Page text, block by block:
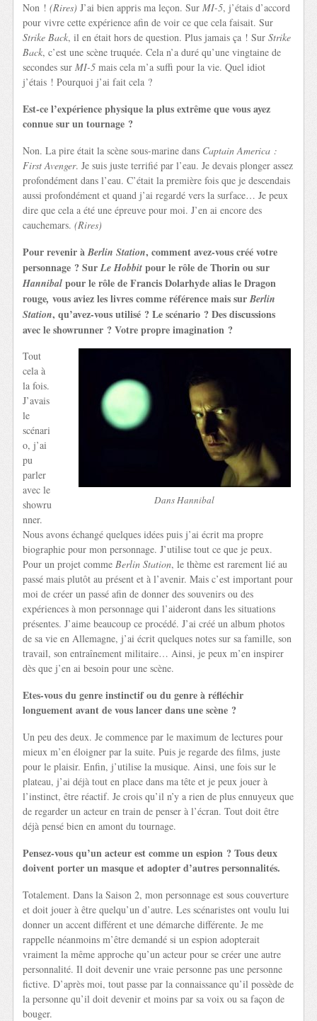
Non !(Rires) J’ai bien appris ma leçon. SurMI-5, j’étais d’accord
pour vivre cette expérience afin de voir ce que cela faisait. Sur
Strike Back, il en était hors de question. Plus jamais ça ! SurStrike
Back, c’est une scène truquée. Cela n’a duré qu’une vingtaine de
secondes surMI-5 mais cela m’a suffi pour la vie. Quel idiot
j’étais ! Pourquoi j’ai fait cela ?
Est-ce l’expérience physique la plus extrême que vous ayez
connue sur un tournage ?
Non. La pire était la scène sous-marine dans Captain America :
First Avenger. Je suis juste terrifié par l’eau. Je devais plonger assez
profondément dans l’eau. C’était la première fois que je descendais
aussi profondément et quand j’ai regardé vers la surface… Je peux
dire que cela a été une épreuve pour moi. J’en ai encore des
cauchemars.(Rires)
Pour revenir àBerlin Station, comment avez-vous créé votre
personnage ? SurLe Hobbit pour le rôle de Thorin ou sur
Hannibal pour le rôle de Francis Dolarhyde alias le Dragon
rouge,vous aviez les livres comme référence mais surBerlin
Station, qu’avez-vous utilisé ? Le scénario ? Des discussions
avec le showrunner ? Votre propre imagination ?
Dans Hannibal
Tout
cela à
la fois.
J’avais
le
scénari
o, j’ai
pu
parler
avec le
showru
nner.
Nous avons échangé quelques idées puis j’ai écrit ma propre
biographie pour mon personnage. J’utilise tout ce que je peux.
Pour un projet commeBerlin Station, le thème est rarement lié au
passé mais plutôt au présent et à l’avenir. Mais c’est important pour
moi de créer un passé afin de donner des souvenirs ou des
expériences à mon personnage qui l’aideront dans les situations
présentes. J’aime beaucoup ce procédé. J’ai créé un album photos
de sa vie en Allemagne, j’ai écrit quelques notes sur sa famille, son
travail, son entraînement militaire… Ainsi, je peux m’en inspirer
dès que j’en ai besoin pour une scène.
Etes-vous du genre instinctif ou du genre à réfléchir
longuement avant de vous lancer dans une scène ?
Un peu des deux. Je commence par le maximum de lectures pour
mieux m’en éloigner par la suite. Puis je regarde des films, juste
pour le plaisir. Enfin, j’utilise la musique. Ainsi, une fois sur le
plateau, j’ai déjà tout en place dans ma tête et je peux jouer à
l’instinct, être réactif. Je crois qu’il n’y a rien de plus ennuyeux que
de regarder un acteur en train de penser à l’écran. Tout doit être
déjà pensé bien en amont du tournage.
Pensez-vous qu’un acteur est comme un espion ? Tous deux
doivent porter un masque et adopter d’autres personnalités.
Totalement. Dans la Saison 2, mon personnage est sous couverture
et doit jouer à être quelqu’un d’autre. Les scénaristes ont voulu lui
donner un accent différent et une démarche différente. Je me
rappelle néanmoins m’être demandé si un espion adopterait
vraiment la même approche qu’un acteur pour se créer une autre
personnalité. Il doit devenir une vraie personne pas une personne
fictive. D’après moi, tout passe par la connaissance qu’il possède de
la personne qu’il doit devenir et moins par sa voix ou sa façon de
bouger.